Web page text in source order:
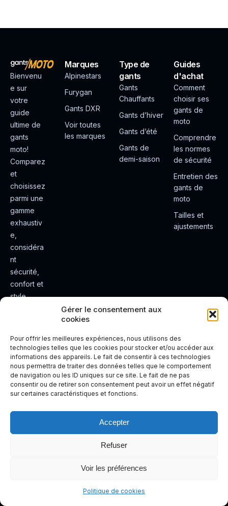
Gérer le consentement aux
cookies
Pour offrir les meilleures expériences, nous utilisons des
technologies telles que les cookies pour stocker et/ou accéder aux
informations des appareils. Le fait de consentir à ces technologies
nous permettra de traiter des données telles que le comportement
de navigation ou les ID uniques sur ce site. Le fait de ne pas
consentir ou de retirer son consentement peut avoir un effet négatif
sur certaines caractéristiques et fonctions.
Accepter
Refuser
Voir les préférences
Politique de cookies
Bienvenu
e sur
votre
guide
ultime de
gants
moto!
Comparez
et
choisissez
parmi une
gamme
exhaustiv
e,
considéra
nt
sécurité,
confort et
style.
e de
conduite
plus sûre
et plus
agréable.
Marques
Alpinestars
Furygan
Gants DXR
Voir toutes
les marques
Type de
gants
Gants
Chauffants
Gants d’hiver
Gants d’été
Gants de
demi-saison
Guides
d'achat
Comment
choisir ses
gants de
moto
Comprendre
les normes
de sécurité
Entretien des
gants de
moto
Tailles et
ajustements